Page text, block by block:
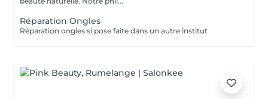
Réparation Ongles
Réparation ongles si pose faite dans un autre institut